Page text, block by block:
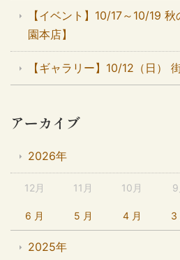
【イベント】10/17～10/19
園本店】
【ギャラリー】10/12（日）
アーカイブ
2026年
12月 11月 10月 9
6 月 5 月 4 月 3
2025年